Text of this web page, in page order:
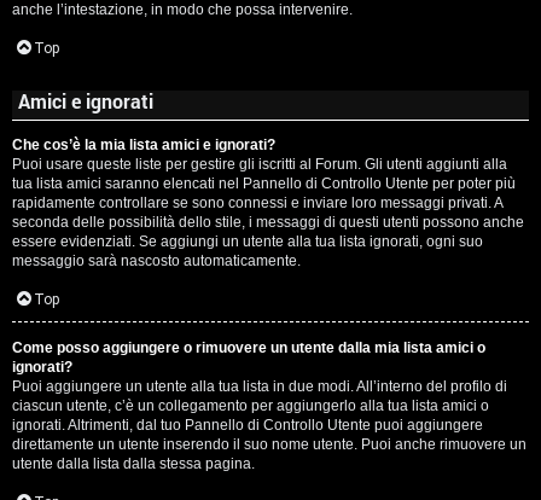
anche l’intestazione, in modo che possa intervenire.
Top
Amici e ignorati
Che cos’è la mia lista amici e ignorati?
Puoi usare queste liste per gestire gli iscritti al Forum. Gli utenti aggiunti alla
tua lista amici saranno elencati nel Pannello di Controllo Utente per poter più
rapidamente controllare se sono connessi e inviare loro messaggi privati. A
seconda delle possibilità dello stile, i messaggi di questi utenti possono anche
essere evidenziati. Se aggiungi un utente alla tua lista ignorati, ogni suo
messaggio sarà nascosto automaticamente.
Top
Come posso aggiungere o rimuovere un utente dalla mia lista amici o
ignorati?
Puoi aggiungere un utente alla tua lista in due modi. All’interno del profilo di
ciascun utente, c’è un collegamento per aggiungerlo alla tua lista amici o
ignorati. Altrimenti, dal tuo Pannello di Controllo Utente puoi aggiungere
direttamente un utente inserendo il suo nome utente. Puoi anche rimuovere un
utente dalla lista dalla stessa pagina.